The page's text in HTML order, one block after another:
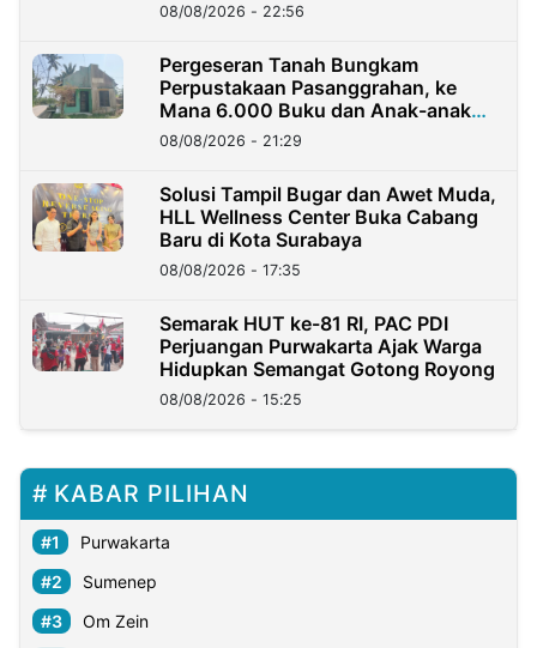
08/08/2026 - 22:56
Pergeseran Tanah Bungkam
Perpustakaan Pasanggrahan, ke
Mana 6.000 Buku dan Anak-anak
Kini?
08/08/2026 - 21:29
Solusi Tampil Bugar dan Awet Muda,
HLL Wellness Center Buka Cabang
Baru di Kota Surabaya
08/08/2026 - 17:35
Semarak HUT ke-81 RI, PAC PDI
Perjuangan Purwakarta Ajak Warga
Hidupkan Semangat Gotong Royong
08/08/2026 - 15:25
KABAR PILIHAN
Purwakarta
Sumenep
Om Zein